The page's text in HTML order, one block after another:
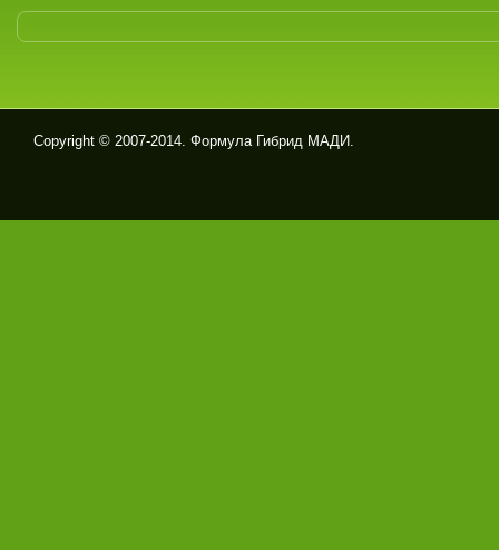
Copyright © 2007-2014. Формула Гибрид МАДИ.